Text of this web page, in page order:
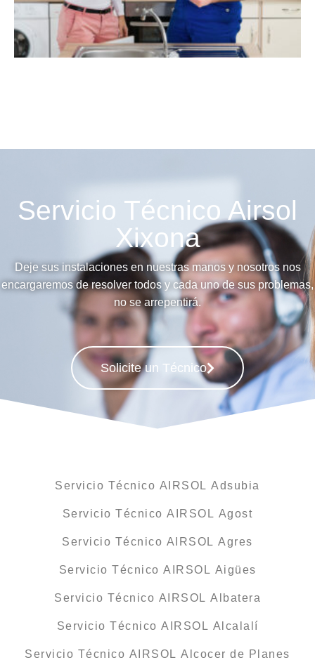
Servicio Técnico Airsol
Xixona
Deje sus instalaciones en nuestras manos y nosotros nos
encargaremos de resolver todos y cada uno de sus problemas,
no se arrepentirá.
Solicite un Técnico
Servicio Técnico AIRSOL Adsubia
Servicio Técnico AIRSOL Agost
Servicio Técnico AIRSOL Agres
Servicio Técnico AIRSOL Aigües
Servicio Técnico AIRSOL Albatera
Servicio Técnico AIRSOL Alcalalí
Servicio Técnico AIRSOL Alcocer de Planes